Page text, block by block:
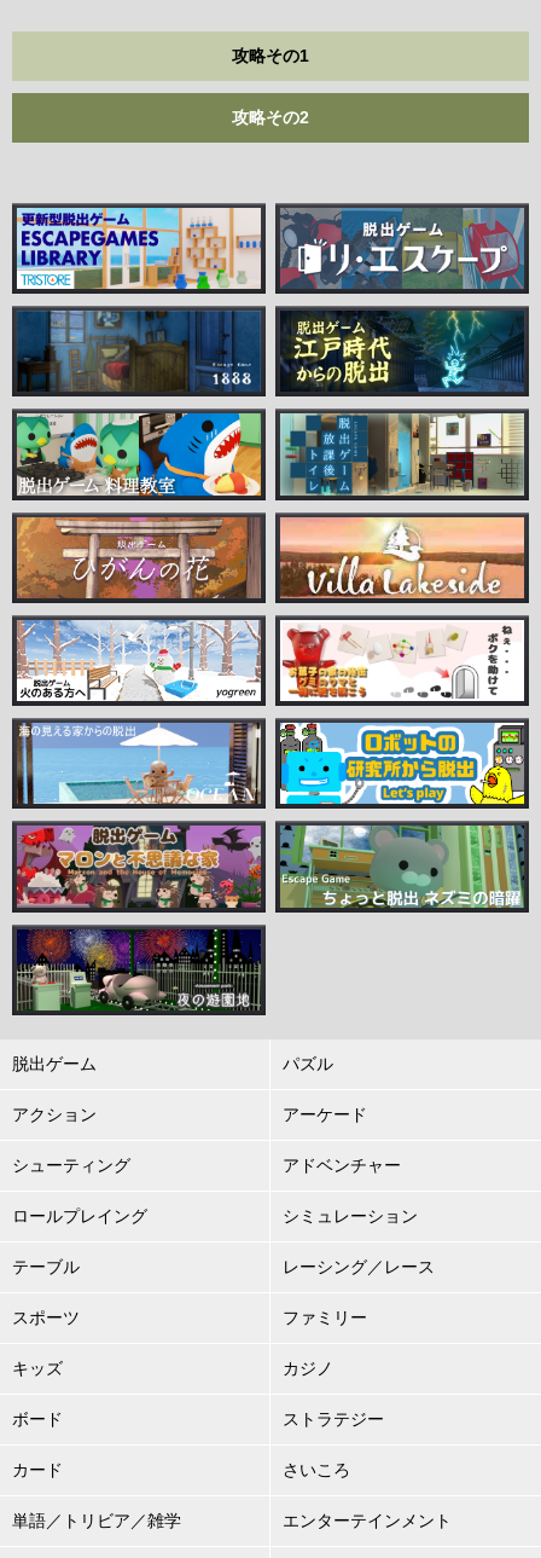
攻略その1
攻略その2
脱出ゲーム パズル
アクション アーケード
シューティング アドベンチャー
ロールプレイング シミュレーション
テーブル レーシング／レース
スポーツ ファミリー
キッズ カジノ
ボード ストラテジー
カード さいころ
単語／トリビア／雑学 エンターテインメント